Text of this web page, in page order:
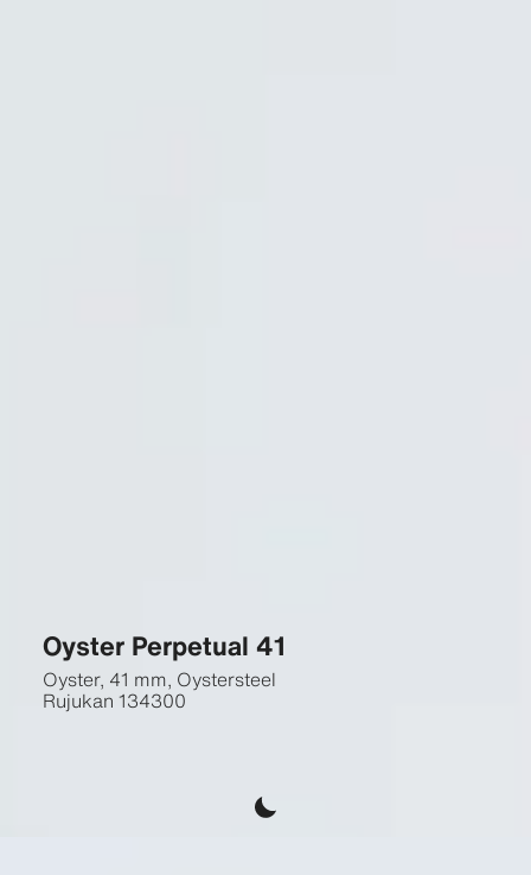
Oyster Perpetual 41
Oyster, 41 mm, Oystersteel
Rujukan 134300